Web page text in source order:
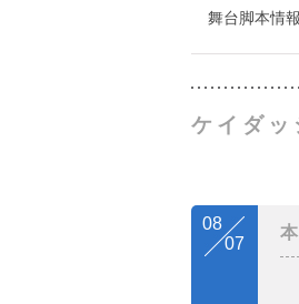
舞台脚本情報
ケイダッ
08
07